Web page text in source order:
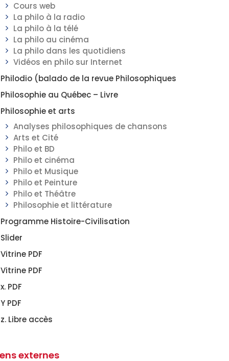
Cours web
La philo à la radio
La philo à la télé
La philo au cinéma
La philo dans les quotidiens
Vidéos en philo sur Internet
Philodio (balado de la revue Philosophiques
Philosophie au Québec – Livre
Philosophie et arts
Analyses philosophiques de chansons
Arts et Cité
Philo et BD
Philo et cinéma
Philo et Musique
Philo et Peinture
Philo et Théâtre
Philosophie et littérature
Programme Histoire-Civilisation
Slider
Vitrine PDF
Vitrine PDF
x. PDF
Y PDF
z. Libre accès
externes